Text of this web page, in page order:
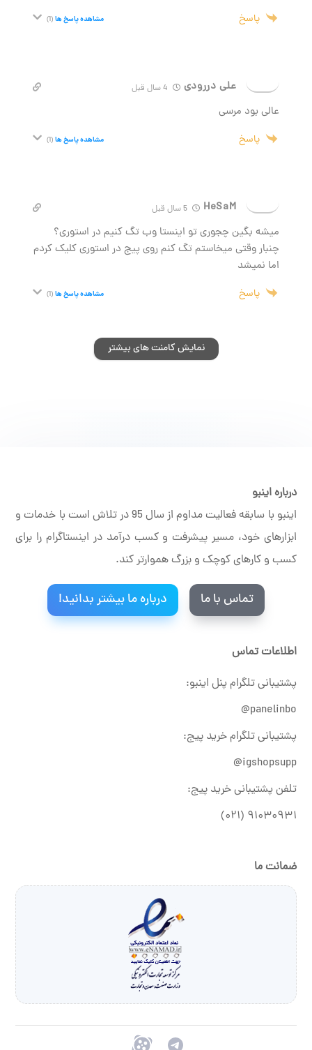
پاسخ مشاهده پاسخ ها(1)
علی دررودی
عالی بود مرسی
پاسخ مشاهده پاسخ ها(1)
HeSaM
میشه بگین چجوری تو اینستا وب تگ کنیم در استوری؟
چنبار وقتی میخاستم تگ کنم روی پیج در استوری کلیک کردم
اما نمیشد
پاسخ مشاهده پاسخ ها(1)
نمایش کامنت های بیشتر
درباره اینبو
اینبو با سابقه فعالیت مداوم از سال 95 در تلاش است با خدمات و
ابزارهای خود، مسیر پیشرفت و کسب درآمد در اینستاگرام را برای
کسب و کارهای کوچک و بزرگ هموارتر کند.
تماس با ما درباره ما بیشتر بدانید!
اطلاعات تماس
پشتیبانی تلگرام پنل اینبو:
panelinbo@
پشتیبانی تلگرام خرید پیج:
igshopsupp@
تلفن پشتیبانی خرید پیج:
۹۱۰۳۰۹۳۱ (۰۲۱)
ضمانت ما